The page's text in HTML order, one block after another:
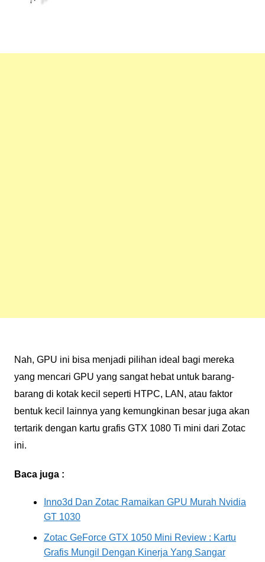
Nah, GPU ini bisa menjadi pilihan ideal bagi mereka
yang mencari GPU yang sangat hebat untuk barang-
barang di kotak kecil seperti HTPC, LAN, atau faktor
bentuk kecil lainnya yang kemungkinan besar juga akan
tertarik dengan kartu grafis GTX 1080 Ti mini dari Zotac
ini.
Baca juga :
Inno3d Dan Zotac Ramaikan GPU Murah Nvidia
GT 1030
Zotac GeForce GTX 1050 Mini Review : Kartu
Grafis Mungil Dengan Kinerja Yang Sangar